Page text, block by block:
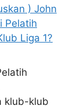
klub-klub